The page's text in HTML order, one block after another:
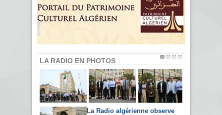
LA RADIO EN PHOTOS
La Radio algérienne observe